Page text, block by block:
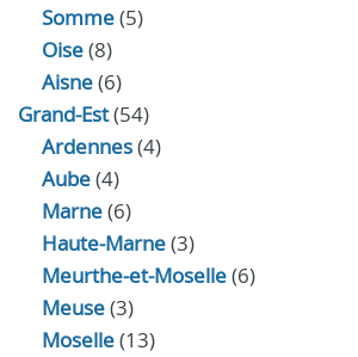
Somme(5)
Oise(8)
Aisne(6)
Grand-Est(54)
Ardennes(4)
Aube(4)
Marne(6)
Haute-Marne(3)
Meurthe-et-Moselle(6)
Meuse(3)
Moselle(13)